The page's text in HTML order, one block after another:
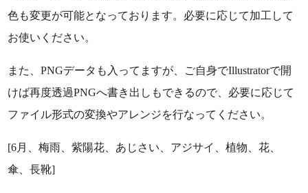
色も変更が可能となっております。必要に応じて加工して
お使いください。
また、PNGデータも入ってますが、ご自身でIllustratorで開
けば再度透過PNGへ書き出しもできるので、必要に応じて
ファイル形式の変換やアレンジを行なってください。
[6月、梅雨、紫陽花、あじさい、アジサイ、植物、花、
傘、長靴]